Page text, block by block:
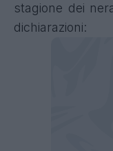
stagione dei
dichiarazioni: